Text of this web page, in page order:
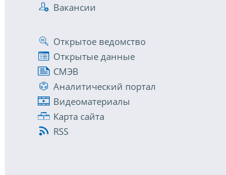
Вакансии
Открытое ведомство
Открытые данные
СМЭВ
Аналитический портал
Видеоматериалы
Карта сайта
RSS